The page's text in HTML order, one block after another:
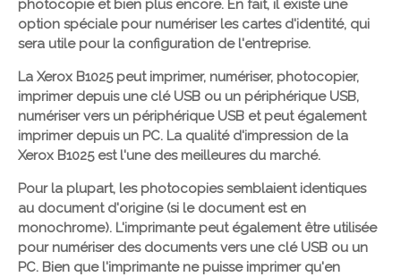
photocopie et bien plus encore. En fait, il existe une
option spéciale pour numériser les cartes d'identité, qui
sera utile pour la configuration de l'entreprise.
La Xerox B1025 peut imprimer, numériser, photocopier,
imprimer depuis une clé USB ou un périphérique USB,
numériser vers un périphérique USB et peut également
imprimer depuis un PC. La qualité d'impression de la
Xerox B1025 est l'une des meilleures du marché.
Pour la plupart, les photocopies semblaient identiques
au document d'origine (si le document est en
monochrome). L'imprimante peut également être utilisée
pour numériser des documents vers une clé USB ou un
PC. Bien que l'imprimante ne puisse imprimer qu'en